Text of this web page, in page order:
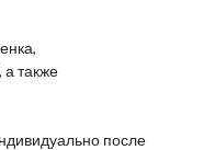
а также
после